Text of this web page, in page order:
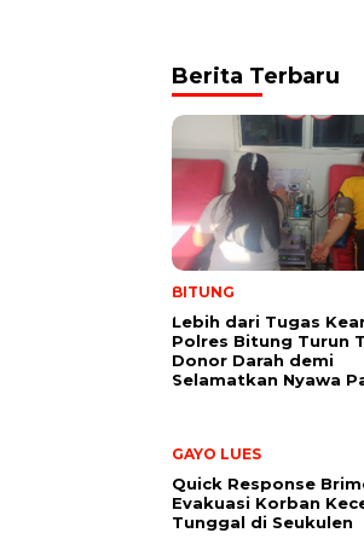
Berita Terbaru
BITUNG
Lebih dari Tugas
Polres Bitung Turun
Donor Darah demi
Selamatkan Nyawa
GAYO LUES
Quick Response
Evakuasi Korban
Tunggal di Seukulen